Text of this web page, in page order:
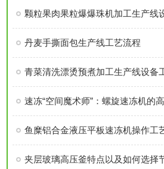
丹麦手撕面包生产线工艺流程
速冻“空间魔术师”：螺旋速冻机的
鱼糜铝合金液压平板速冻机操作工